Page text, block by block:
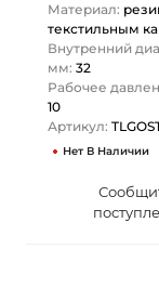
Материал:
текстильным
Внутренний
мм: 32
Рабочее
10
Артикул:
Нет В Наличии